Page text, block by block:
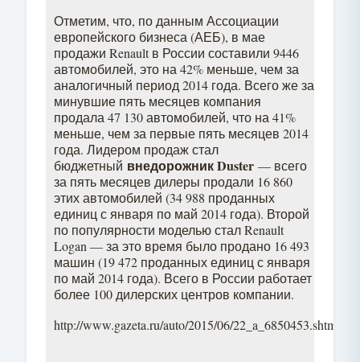
Отметим, что, по данным Ассоциации
европейского бизнеса (АЕБ), в мае
продажи Renault в России составили 9446
автомобилей, это на 42% меньше, чем за
аналогичный период 2014 года. Всего же за
минувшие пять месяцев компания
продала 47 130 автомобилей, что на 41%
меньше, чем за первые пять месяцев 2014
года. Лидером продаж стал
бюджетный внедорожник Duster — всего
за пять месяцев дилеры продали 16 860
этих автомобилей (34 988 проданных
единиц с января по май 2014 года). Второй
по популярности моделью стал Renault
Logan — за это время было продано 16 493
машин (19 472 проданных единиц с января
по май 2014 года). Всего в России работает
более 100 дилерских центров компании.
http://www.gazeta.ru/auto/2015/06/22_a_6850453.shtml